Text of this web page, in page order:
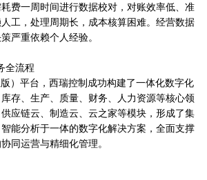
费一周时间进行数据校对，对账效率低、准
工，处理周期长，成本核算困难。经营数据
严重依赖个人经验。
全流程
）平台，西瑞控制成功构建了一体化数字化
存、生产、质量、财务、人力资源等核心领
应链云、制造云、云之家等模块，形成了集
能分析于一体的数字化解决方案，全面支撑
同运营与精细化管理。